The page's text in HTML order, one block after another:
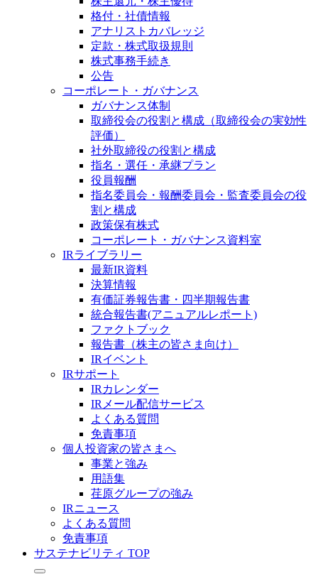
格付・社債情報
アナリストカバレッジ
定款・株式取扱規則
株式事務手続き
公告
コーポレート・ガバナンス
ガバナンス体制
取締役会の役割と構成（取締役会の実効性
評価）
社外取締役の役割と構成
指名・選任・承継プラン
役員報酬
指名委員会・報酬委員会・監査委員会の役
割と構成
政策保有株式
コーポレート・ガバナンス資料室
IRライブラリー
最新IR資料
決算情報
有価証券報告書・四半期報告書
統合報告書(アニュアルレポート)
ファクトブック
報告書（株主の皆さま向け）
IRイベント
IRサポート
IRカレンダー
IRメール配信サービス
よくある質問
免責事項
個人投資家の皆さまへ
事業と強み
用語集
荏原グループの強み
IRニュース
よくある質問
免責事項
サステナビリティ TOP